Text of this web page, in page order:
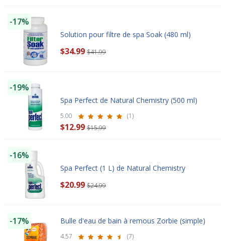
-17%
Solution pour filtre de spa Soak (480 ml)
$34.99 $41.99
-19%
Spa Perfect de Natural Chemistry (500 ml)
5.00 (1)
$12.99 $15.99
-16%
Spa Perfect (1 L) de Natural Chemistry
$20.99 $24.99
-17% Bulle d'eau de bain à remous Zorbie (simple)
4.57 (7)